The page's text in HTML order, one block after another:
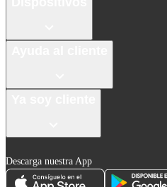
Descarga nuestra App